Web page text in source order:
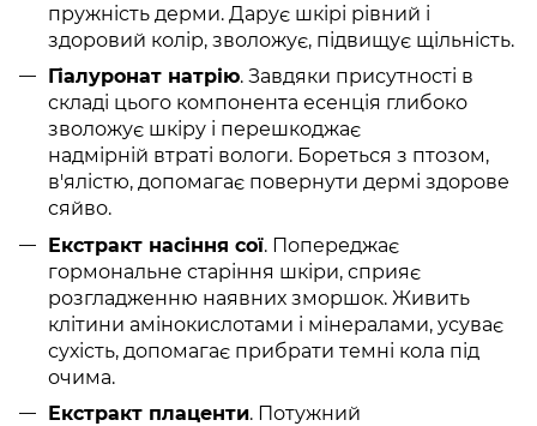
пружність дерми. Дарує шкірі рівний і
здоровий колір, зволожує, підвищує щільність.
Гіалуронат натрію. Завдяки присутності в
складі цього компонента есенція глибоко
зволожує шкіру і перешкоджає
надмірній втраті вологи. Бореться з птозом,
в'ялістю, допомагає повернути дермі здорове
сяйво.
Екстракт насіння сої. Попереджає
гормональне старіння шкіри, сприяє
розгладженню наявних зморшок. Живить
клітини амінокислотами і мінералами, усуває
сухість, допомагає прибрати темні кола під
очима.
Екстракт плаценти. Потужний